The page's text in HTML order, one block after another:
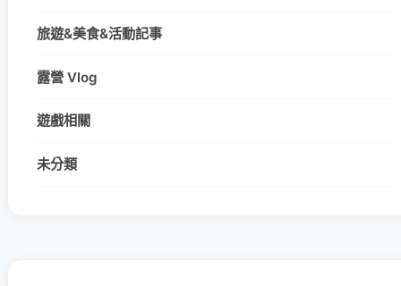
旅遊&美食&活動記事
露營 Vlog
遊戲相關
未分類